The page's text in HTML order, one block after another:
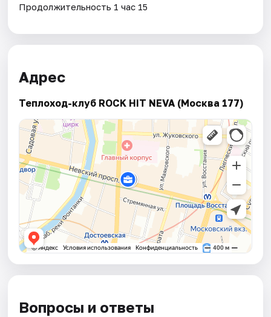
Продолжительность 1 час 15
Адрес
Теплоход-клуб ROCK HIT NEVA (Москва 177)
Вопросы и ответы